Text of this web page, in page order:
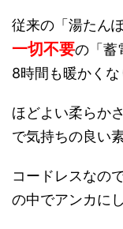
従来の「湯たん
一切不要の「蓄
8時間も暖かくな
ほどよい柔らか
で気持ちの良い
コードレスなの
の中でアンカに